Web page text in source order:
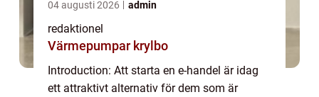
04 augusti 2026 admin
redaktionel
Värmepumpar krylbo
Introduction: Att starta en e-handel är idag
ett attraktivt alternativ för dem som är